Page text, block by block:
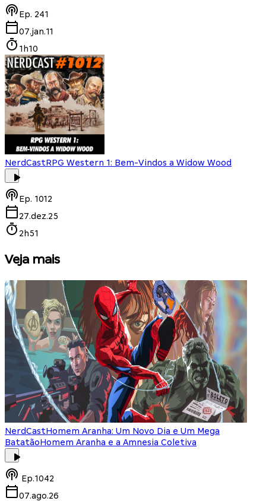
Ep. 241
07.jan.11
1h10
NerdCastRPG Western 1: Bem-Vindos a Widow Wood
Ep. 1012
27.dez.25
2h51
Veja mais
NerdCastHomem Aranha: Um Novo Dia e Um Mega
BatatãoHomem Aranha e a Amnesia Coletiva
Ep.1042
07.ago.26